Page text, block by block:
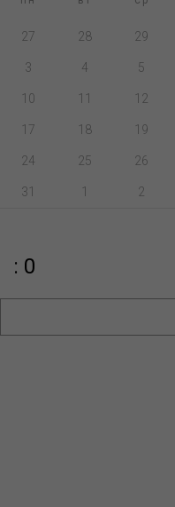
27 28 29
3 4 5
10 11 12
17 18 19
24 25 26
31 1 2
: 0